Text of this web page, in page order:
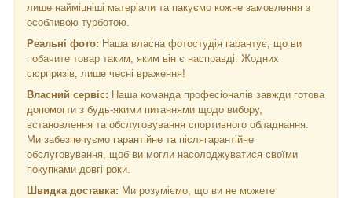
лише найміцніші матеріали та пакуємо кожне замовлення з
особливою турботою.
Реальні фото: Наша власна фотостудія гарантує, що ви
побачите товар таким, яким він є насправді. Жодних
сюрпризів, лише чесні враження!
Власний сервіс: Наша команда професіоналів завжди готова
допомогти з будь-якими питаннями щодо вибору,
встановлення та обслуговування спортивного обладнання.
Ми забезпечуємо гарантійне та післягарантійне
обслуговування, щоб ви могли насолоджуватися своїми
покупками довгі роки.
Швидка доставка: Ми розуміємо, що ви не можете